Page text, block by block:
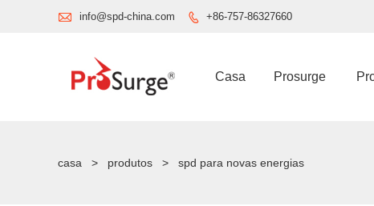
 info@spd-china.com  +86-757-86327660
Casa Prosurge
casa > produtos > spd para novas energias